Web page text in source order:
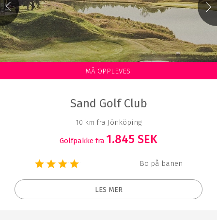
MÅ OPPLEVES!
Sand Golf Club
10 km fra Jönköping
Golfpakke fra 1.845 SEK
Bo på banen
LES MER